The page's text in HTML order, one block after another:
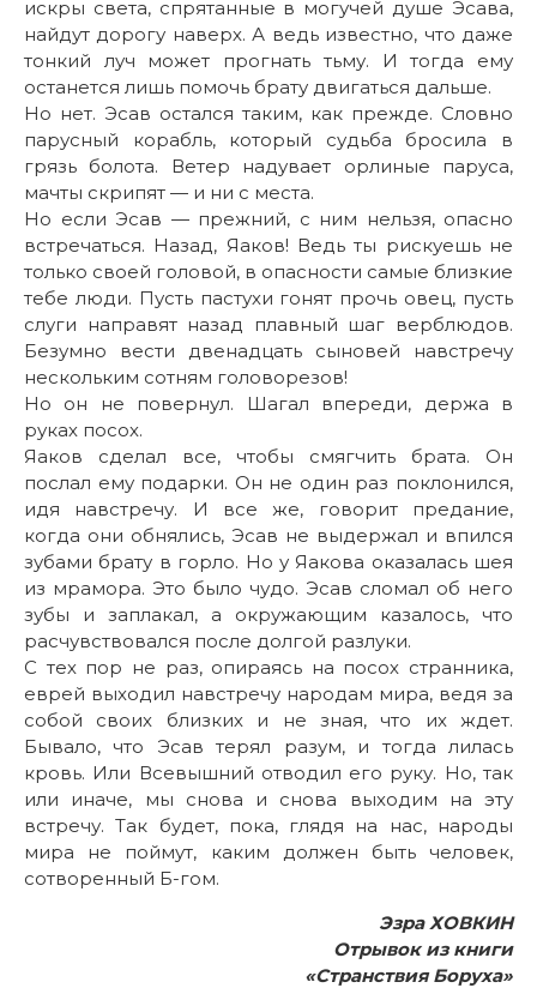
искры света, спрятанные в могучей душе Эсава,
найдут дорогу наверх. А ведь известно, что даже
тонкий луч может прогнать тьму. И тогда ему
останется лишь помочь брату двигаться дальше.
Но нет. Эсав остался таким, как прежде. Словно
парусный корабль, который судьба бросила в
грязь болота. Ветер надувает орлиные паруса,
мачты скрипят — и ни с места.
Но если Эсав — прежний, с ним нельзя, опасно
встречаться. Назад, Яаков! Ведь ты рискуешь не
только своей головой, в опасности самые близкие
тебе люди. Пусть пастухи гонят прочь овец, пусть
слуги направят назад плавный шаг верблюдов.
Безумно вести двенадцать сыновей навстречу
нескольким сотням головорезов!
Но он не повернул. Шагал впереди, держа в
руках посох.
Яаков сделал все, чтобы смягчить брата. Он
послал ему подарки. Он не один раз поклонился,
идя навстречу. И все же, говорит предание,
когда они обнялись, Эсав не выдержал и впился
зубами брату в горло. Но у Яакова оказалась шея
из мрамора. Это было чудо. Эсав сломал об него
зубы и заплакал, а окружающим казалось, что
расчувствовался после долгой разлуки.
С тех пор не раз, опираясь на посох странника,
еврей выходил навстречу народам мира, ведя за
собой своих близких и не зная, что их ждет.
Бывало, что Эсав терял разум, и тогда лилась
кровь. Или Всевышний отводил его руку. Но, так
или иначе, мы снова и снова выходим на эту
встречу. Так будет, пока, глядя на нас, народы
мира не поймут, каким должен быть человек,
сотворенный Б-гом.
Эзра ХОВКИН
Отрывок из книги
«Странствия Боруха»